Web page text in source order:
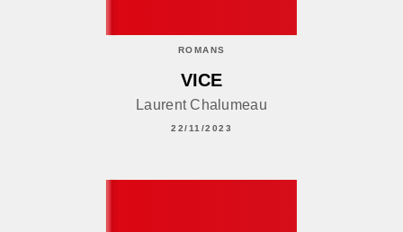
ROMANS
VICE
Laurent Chalumeau
22/11/2023